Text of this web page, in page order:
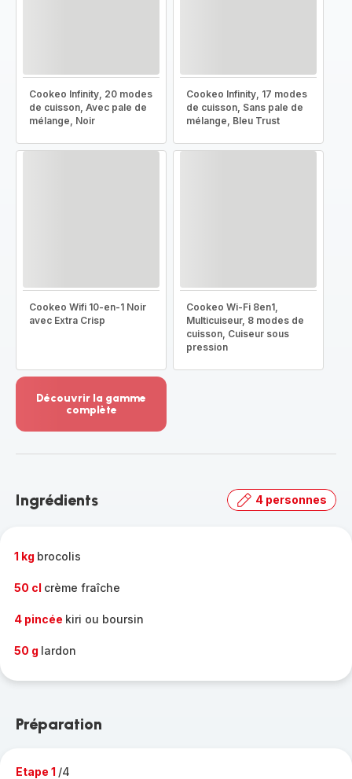
Cookeo Infinity, 20 modes
de cuisson, Avec pale de
mélange, Noir
Cookeo Infinity, 17 modes
de cuisson, Sans pale de
mélange, Bleu Trust
Cookeo Wifi 10-en-1 Noir
avec Extra Crisp
Cookeo Wi-Fi 8en1,
Multicuiseur, 8 modes de
cuisson, Cuiseur sous
pression
Découvrir la gamme
complète
-
gamme
Ingrédients 4 personnes
1 kg brocolis
50 cl crème fraîche
4 pincée kiri ou boursin
50 g lardon
Préparation
Etape 1 /4